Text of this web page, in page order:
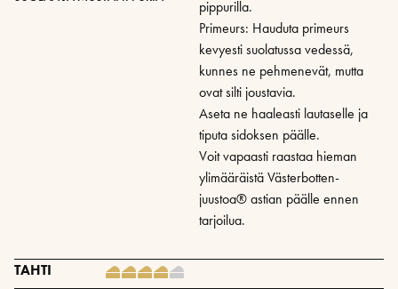
pippurilla.
Primeurs: Hauduta primeurs
kevyesti suolatussa vedessä,
kunnes ne pehmenevät, mutta
ovat silti joustavia.
Aseta ne haaleasti lautaselle ja
tiputa sidoksen päälle.
Voit vapaasti raastaa hieman
ylimääräistä Västerbotten-
juustoa® astian päälle ennen
tarjoilua.
TAHTI